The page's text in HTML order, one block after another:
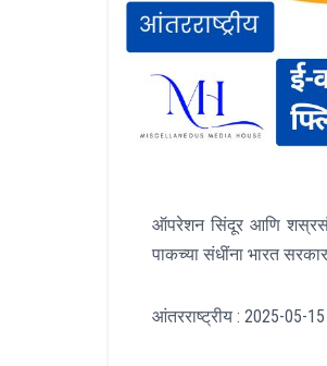
ऑपरेशन सिंदूर आणि
पाकच्या संधींना भारत
आंतरराष्ट्रीय : 2025-05-15